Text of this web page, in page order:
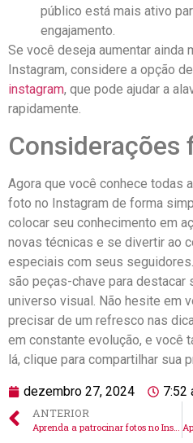
público está mais ativo
engajamento.
Se você ​deseja aumentar ​ainda⁤
Instagram, considere a opção⁤ de
instagram, que pode ajudar a
rapidamente.
Considerações
Agora que você conhece todas
foto no Instagram de forma
colocar seu conhecimento em
novas técnicas e‌ se⁣ divertir ao
especiais com ‌seus
são peças-chave para
universo ⁢visual.⁣ Não hesite em
precisar‍ de um refresco nas
em constante evolução, e você
lá, clique⁢ para ‍compartilhar sua
dezembro 27, 2024 7:52
ANTERIOR